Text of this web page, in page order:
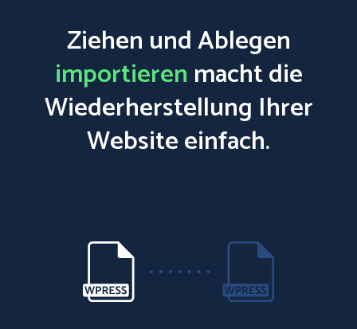
Ziehen und Ablegen
importieren macht die
Wiederherstellung Ihrer
Website einfach.